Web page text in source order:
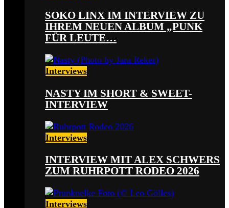
SOKO LINX IM INTERVIEW ZU
IHREM NEUEN ALBUM „PUNK
FÜR LEUTE…
Interviews
NASTY IM SHORT & SWEET-
INTERVIEW
Interviews
INTERVIEW MIT ALEX SCHWERS
ZUM RUHRPOTT RODEO 2026
Interviews